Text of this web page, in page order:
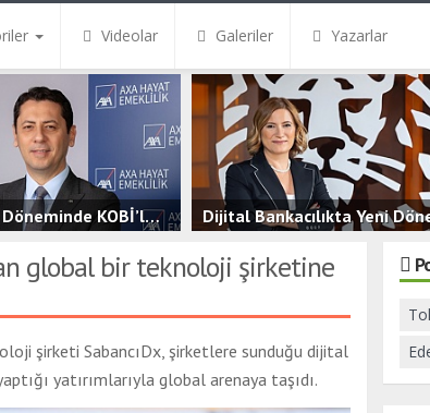
Videolar Galeriler Yazarlar
Belirsizlik Döneminde KOBİ’ler İçin Finansal Güvence Dijital Bankacılıkta Yeni
global bir teknoloji şirketine
şirketi SabancıDx, şirketlere sunduğu dijital
yatırımlarıyla global arenaya taşıdı.